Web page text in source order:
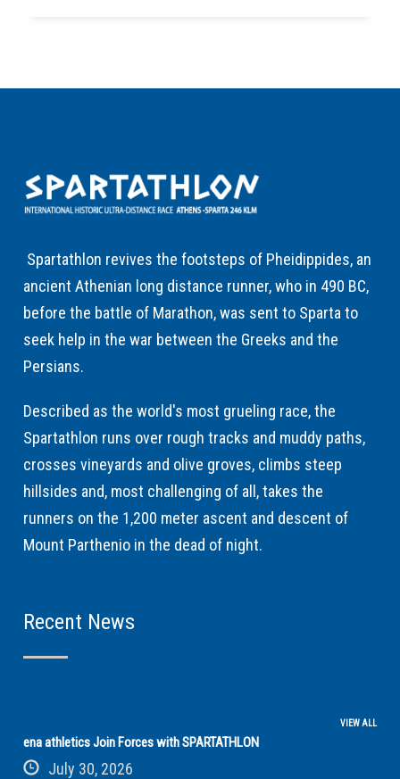
Spartathlon revives the footsteps of Pheidippides, an
ancient Athenian long distance runner, who in 490 BC,
before the battle of Marathon, was sent to Sparta to
seek help in the war between the Greeks and the
Persians.
Described as the world's most grueling race, the
Spartathlon runs over rough tracks and muddy paths,
crosses vineyards and olive groves, climbs steep
hillsides and, most challenging of all, takes the
runners on the 1,200 meter ascent and descent of
Mount Parthenio in the dead of night.
Recent News
VIEW ALL
ena athletics Join Forces with SPARTATHLON
July 30, 2026